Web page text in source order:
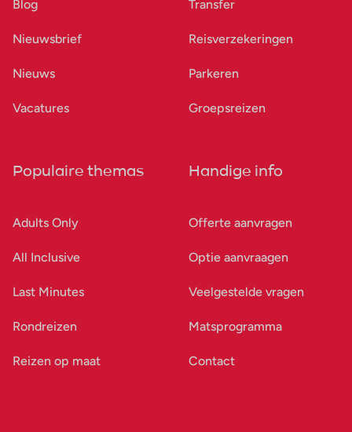
Blog
Nieuwsbrief
Nieuws
Vacatures
Transfer
Reisverzekeringen
Parkeren
Groepsreizen
Populaire themas
Adults Only
All Inclusive
Last Minutes
Rondreizen
Reizen op maat
Handige info
Offerte aanvragen
Optie aanvraagen
Veelgestelde vragen
Matsprogramma
Contact